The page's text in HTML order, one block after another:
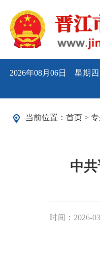
2026年08月06日 星期四
当前位置： 首页 >
中
时间：2026-